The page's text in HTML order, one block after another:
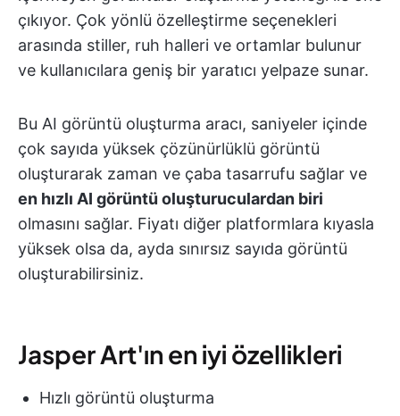
çıkıyor. Çok yönlü özelleştirme seçenekleri
arasında stiller, ruh halleri ve ortamlar bulunur
ve kullanıcılara geniş bir yaratıcı yelpaze sunar.
Bu AI görüntü oluşturma aracı, saniyeler içinde
çok sayıda yüksek çözünürlüklü görüntü
oluşturarak zaman ve çaba tasarrufu sağlar ve
en hızlı AI görüntü oluşturuculardan biri
olmasını sağlar. Fiyatı diğer platformlara kıyasla
yüksek olsa da, ayda sınırsız sayıda görüntü
oluşturabilirsiniz.
Jasper Art'ın en iyi özellikleri
Hızlı görüntü oluşturma